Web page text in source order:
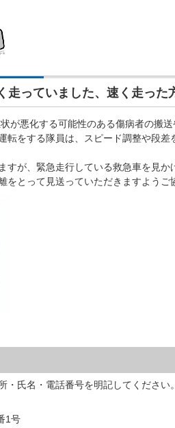
っていました、速く走った
が悪化する可能性のある傷病者の搬送
転をする隊員は、スピード調整や段差
が、緊急走行している救急車を見か
をとって見送っていただきますようご
・氏名・電話番号を明記してください。
1号